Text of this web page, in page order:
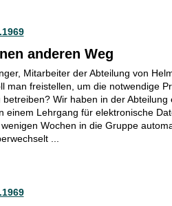
anderen Weg
Mitarbeiter der Abteilung von
man freistellen, um die notwendige
betreiben? Wir haben in der Abteilung
einem Lehrgang für elektronische
Wochen in die Gruppe
...